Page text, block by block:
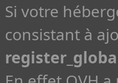
Si votre
consistant à